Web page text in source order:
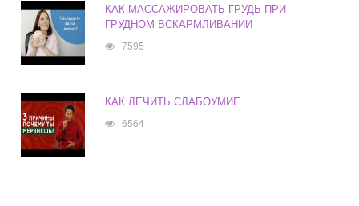
КАК МАССАЖИРОВАТЬ ГРУДЬ ПРИ
ГРУДНОМ ВСКАРМЛИВАНИИ
7595
КАК ЛЕЧИТЬ СЛАБОУМИЕ
6564